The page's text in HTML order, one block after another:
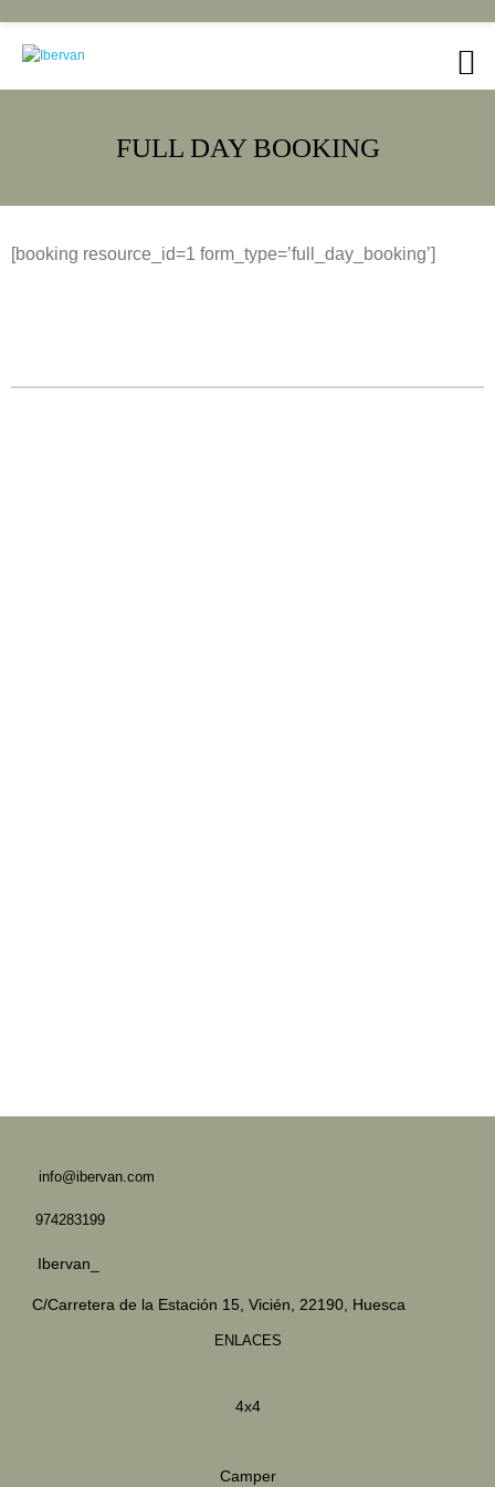
FULL DAY BOOKING
[booking resource_id=1 form_type=’full_day_booking’]
info@ibervan.com
974283199
Ibervan_
C/Carretera de la Estación 15, Vicién, 22190, Huesca
ENLACES
4x4
Camper